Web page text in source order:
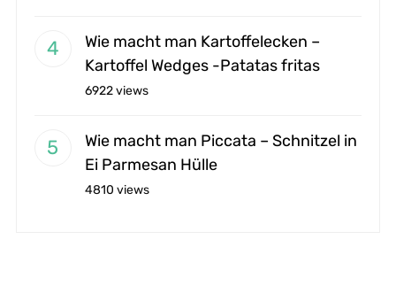
Wie macht man Kartoffelecken –
Kartoffel Wedges -Patatas fritas
6922 views
Wie macht man Piccata – Schnitzel in
Ei Parmesan Hülle
4810 views